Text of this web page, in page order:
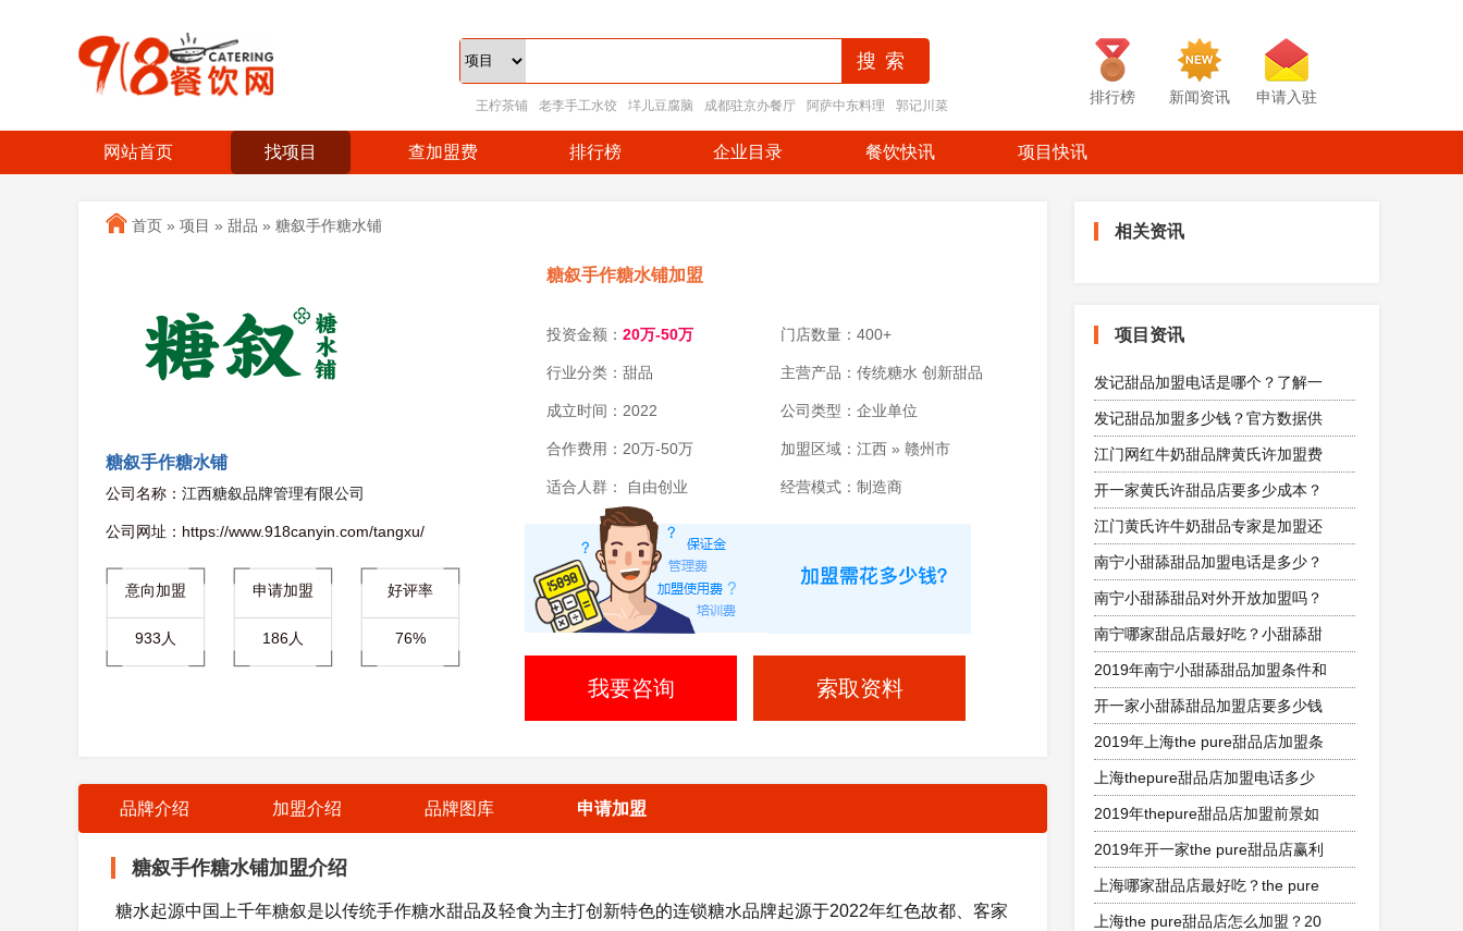
王柠茶铺 老李手工水饺 垟儿豆腐脑 成都驻京办餐厅 阿萨中东料理 郭记川菜 排行榜 新闻资讯 申请入驻
网站首页 找项目 查加盟费 排行榜 企业目录 餐饮快讯 项目快讯
首页 » 项目 » 甜品 » 糖叙手作糖水铺
糖叙手作糖水铺
公司名称： 江西糖叙品牌管理有限公司
公司网址：https://www.918canyin.com/tangxu/
意向加盟
933人
申请加盟
186人
好评率
76%
糖叙手作糖水铺加盟
投资金额： 20万-50万 门店数量：400+
行业分类：甜品 主营产品：传统糖水 创新甜品
轻食小吃
成立时间：2022 公司类型：企业单位
合作费用：20万-50万 加盟区域：江西 » 赣州市
适合人群： 自由创业 经营模式：制造商
我要咨询 索取资料
品牌介绍 加盟介绍 品牌图库 申请加盟
糖叙手作糖水铺加盟介绍
糖水起源中国上千年糖叙是以传统手作糖水甜品及轻食为主打创新特色的连锁糖水品牌起源于2022年红色故都、客家
相关资讯
项目资讯
发记甜品加盟电话是哪个？了解一
发记甜品加盟多少钱？官方数据供
江门网红牛奶甜品牌黄氏许加盟费
开一家黄氏许甜品店要多少成本？
江门黄氏许牛奶甜品专家是加盟还
南宁小甜舔甜品加盟电话是多少？
南宁小甜舔甜品对外开放加盟吗？
南宁哪家甜品店最好吃？小甜舔甜
2019年南宁小甜舔甜品加盟条件和
开一家小甜舔甜品加盟店要多少钱
2019年上海the pure甜品店加盟条
上海thepure甜品店加盟电话多少
2019年thepure甜品店加盟前景如
2019年开一家the pure甜品店赢利
上海哪家甜品店最好吃？the pure
上海the pure甜品店怎么加盟？20